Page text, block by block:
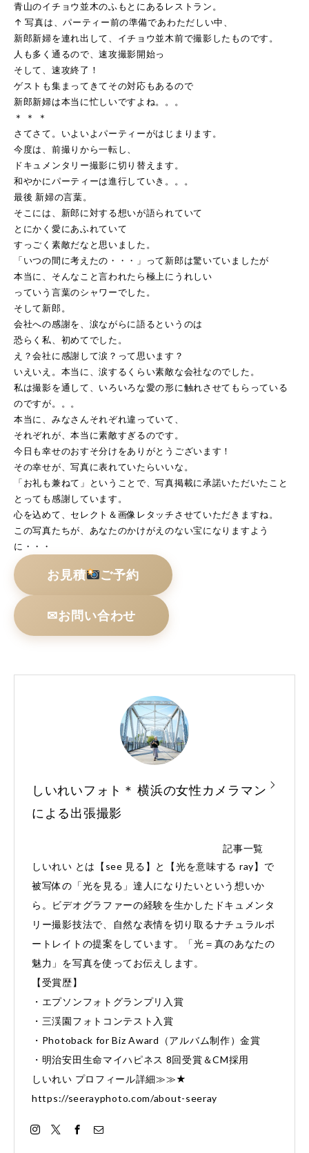
青山のイチョウ並木のふもとにあるレストラン。
↑ 写真は、パーティー前の準備であわただしい中、
新郎新婦を連れ出して、イチョウ並木前で撮影したものです。
人も多く通るので、速攻撮影開始っ
そして、速攻終了！
ゲストも集まってきてその対応もあるので
新郎新婦は本当に忙しいですよね。。。
＊ ＊ ＊
さてさて。いよいよパーティーがはじまります。
今度は、前撮りから一転し、
ドキュメンタリー撮影に切り替えます。
和やかにパーティーは進行していき。。。
最後 新婦の言葉。
そこには、新郎に対する想いが語られていて
とにかく愛にあふれていて
すっごく素敵だなと思いました。
「いつの間に考えたの・・・」って新郎は驚いていましたが
本当に、そんなこと言われたら極上にうれしい
っていう言葉のシャワーでした。
そして新郎。
会社への感謝を、涙ながらに語るというのは
恐らく私、初めてでした。
え？会社に感謝して涙？って思います？
いえいえ。本当に、涙するくらい素敵な会社なのでした。
私は撮影を通して、いろいろな愛の形に触れさせてもらっている
のですが。。。
本当に、みなさんそれぞれ違っていて、
それぞれが、本当に素敵すぎるのです。
今日も幸せのおすそ分けをありがとうございます！
その幸せが、写真に表れていたらいいな。
「お礼も兼ねて」ということで、写真掲載に承諾いただいたこと
とっても感謝しています。
心を込めて、セレクト＆画像レタッチさせていただきますね。
この写真たちが、あなたのかけがえのない宝になりますよう
に・・・
お見積 ご予約
✉お問い合わせ
しいれいフォト＊ 横浜の女性カメラマン
による出張撮影
記事一覧
しいれい とは【see 見る】と【光を意味する ray】で
被写体の「光を見る」達人になりたいという想いか
ら。ビデオグラファーの経験を生かしたドキュメンタ
リー撮影技法で、自然な表情を切り取るナチュラルポ
ートレイトの提案をしています。「光＝真のあなたの
魅力」を写真を使ってお伝えします。
【受賞歴】
・エプソンフォトグランプリ入賞
・三渓園フォトコンテスト入賞
・Photoback for Biz Award（アルバム制作）金賞
・明治安田生命マイハピネス 8回受賞＆CM採用
しいれい プロフィール詳細≫≫★
https://seerayphoto.com/about-seeray